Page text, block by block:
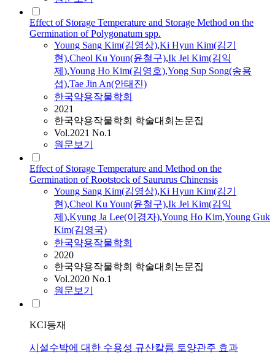
Effect of Storage Temperature and Storage Method on the
Germination of Polygonatum spp.
Young Sang Kim(김영상),Ki Hyun Kim(김기
현),Cheol Ku Youn(윤철구),Ik Jei Kim(김익
제 ),Young Ho Kim(김영호),Yong Sup Song(송용
섭),Tae Jin An(안태진)
한국약용작물학회
2021
한국약용작물학회 학술대회논문집
Vol.2021 No.1
원문보기
Effect of Storage Temperature and Method on the
Germination of Rootstock of Saururus Chinensis
Young Sang Kim(김영상),Ki Hyun Kim(김기
현),Cheol Ku Youn(윤철구),Ik Jei Kim(김익
제 ),Kyung Ja Lee(이경자),Young Ho Kim,Young Guk
Kim(김영국)
한국약용작물학회
2020
한국약용작물학회 학술대회논문집
Vol.2020 No.1
원문보기
KCI등재
시설수박에 대한 수용성 규산칼륨 토양관주 효과